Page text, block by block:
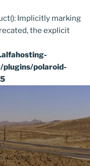
Implicitly marking
the explicit
polaroid-
die Welt